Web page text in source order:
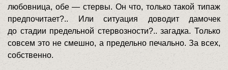
любовница, обе — стервы. Он что, только такой типаж
предпочитает?.. Или ситуация доводит дамочек
до стадии предельной стервозности?.. загадка. Только
совсем это не смешно, а предельно печально. За всех,
собственно.